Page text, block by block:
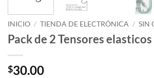
INICIO / TIENDA DE ELECTRÓNICA / SIN
Pack de 2 Tensores
$30.00